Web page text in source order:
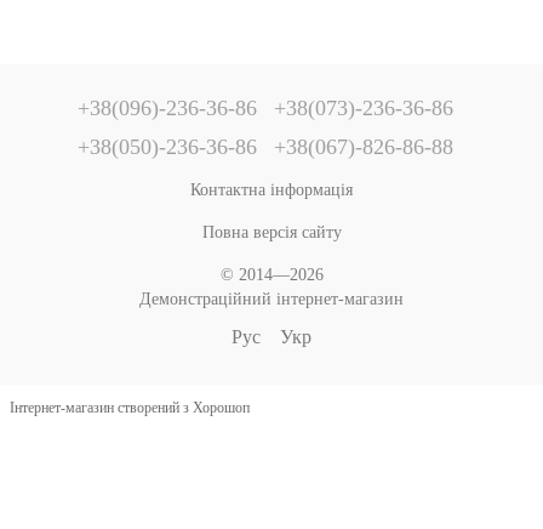
+38(096)-236-36-86
+38(073)-236-36-86
+38(050)-236-36-86
+38(067)-826-86-88
Контактна інформація
Повна версія сайту
© 2014—2026
Демонстраційний інтернет-магазин
Рус Укр
Інтернет-магазин створений з Хорошоп